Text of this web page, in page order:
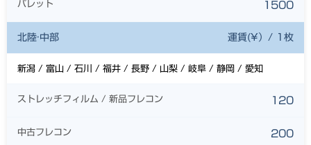
パレット 1500
北陸·中部 運賃(¥）/ 1枚
新潟 / 富山 / 石川 / 福井 / 長野 / 山梨 / 岐阜 / 静岡 / 愛知
ストレッチフィルム / 新品フレコン 120
中古フレコン 200